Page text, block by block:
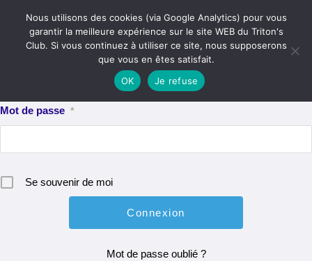
content
Menu
Identifiant ou e-mail *
Mot de passe *
Se souvenir de moi
Mot de passe oublié ?
Nous utilisons des cookies (via Google Analytics) pour vous
garantir la meilleure expérience sur le site WEB du Triton's
Club. Si vous continuez à utiliser ce site, nous supposerons
que vous en êtes satisfait.
OK
Je refuse